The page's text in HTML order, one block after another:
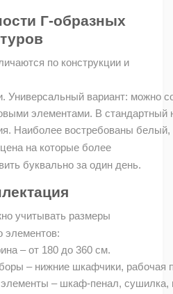
Г-образных
по конструкции и
Универсальный вариант: можно
элементами. В стандартный
Наиболее востребованы
на которые более
буквально за один день.
учитывать размеры
элементов:
– от 180 до 360 см.
– нижние шкафчики, рабочая
– шкаф-пенал,